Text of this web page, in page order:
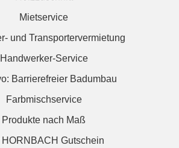
Mietservice
und Transportervermietung
Handwerker-Service
Barrierefreier Badumbau
Farbmischservice
Produkte nach Maß
HORNBACH Gutschein